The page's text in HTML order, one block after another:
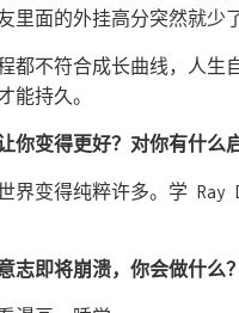
里面的外挂高分突然就少
都不符合成长曲线，人生
能持久。
变得更好？对你有什么
界变得纯粹许多。学
即将崩溃，你会做什么？